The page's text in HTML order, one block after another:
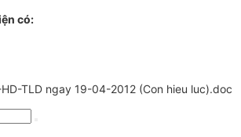
có:
TLD ngay 19-04-2012 (Con hieu luc).doc